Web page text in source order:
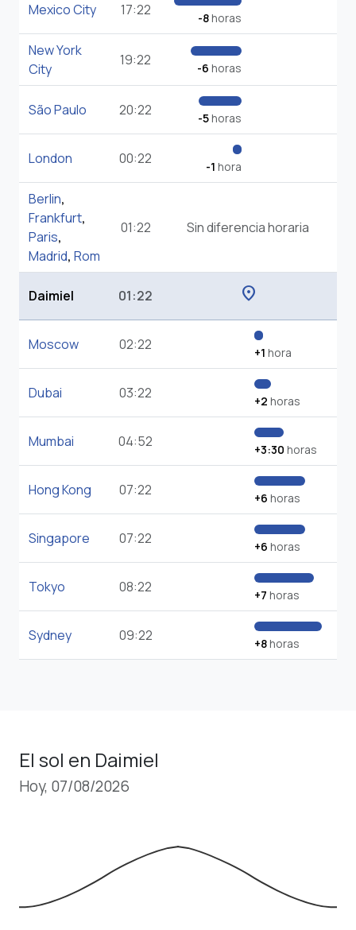
Mexico City 17:22 -8horas
New York
City
19:22 -6 horas
São Paulo 20:22 -5horas
London 00:22 -1 hora
Berlin,
Frankfurt,
Paris,
Madrid, Rom
01:22 Sin diferencia horaria
Daimiel 01:22 location_on
Moscow 02:22 +1 hora
Dubai 03:22 +2 horas
Mumbai 04:52 +3:30 horas
Hong Kong 07:22 +6 horas
Singapore 07:22 +6 horas
Tokyo 08:22 +7 horas
Sydney 09:22 +8horas
El sol en Daimiel
Hoy, 07/08/2026